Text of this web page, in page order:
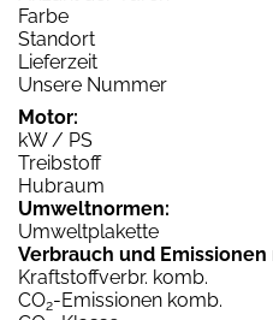
Farbe
Standort
Lieferzeit
Unsere Nummer
Motor:
kW / PS
Treibstoff
Hubraum
Umweltnormen:
Umweltplakette
Verbrauch und Emissionen
Kraftstoffverbr. komb.
CO2-Emissionen komb.